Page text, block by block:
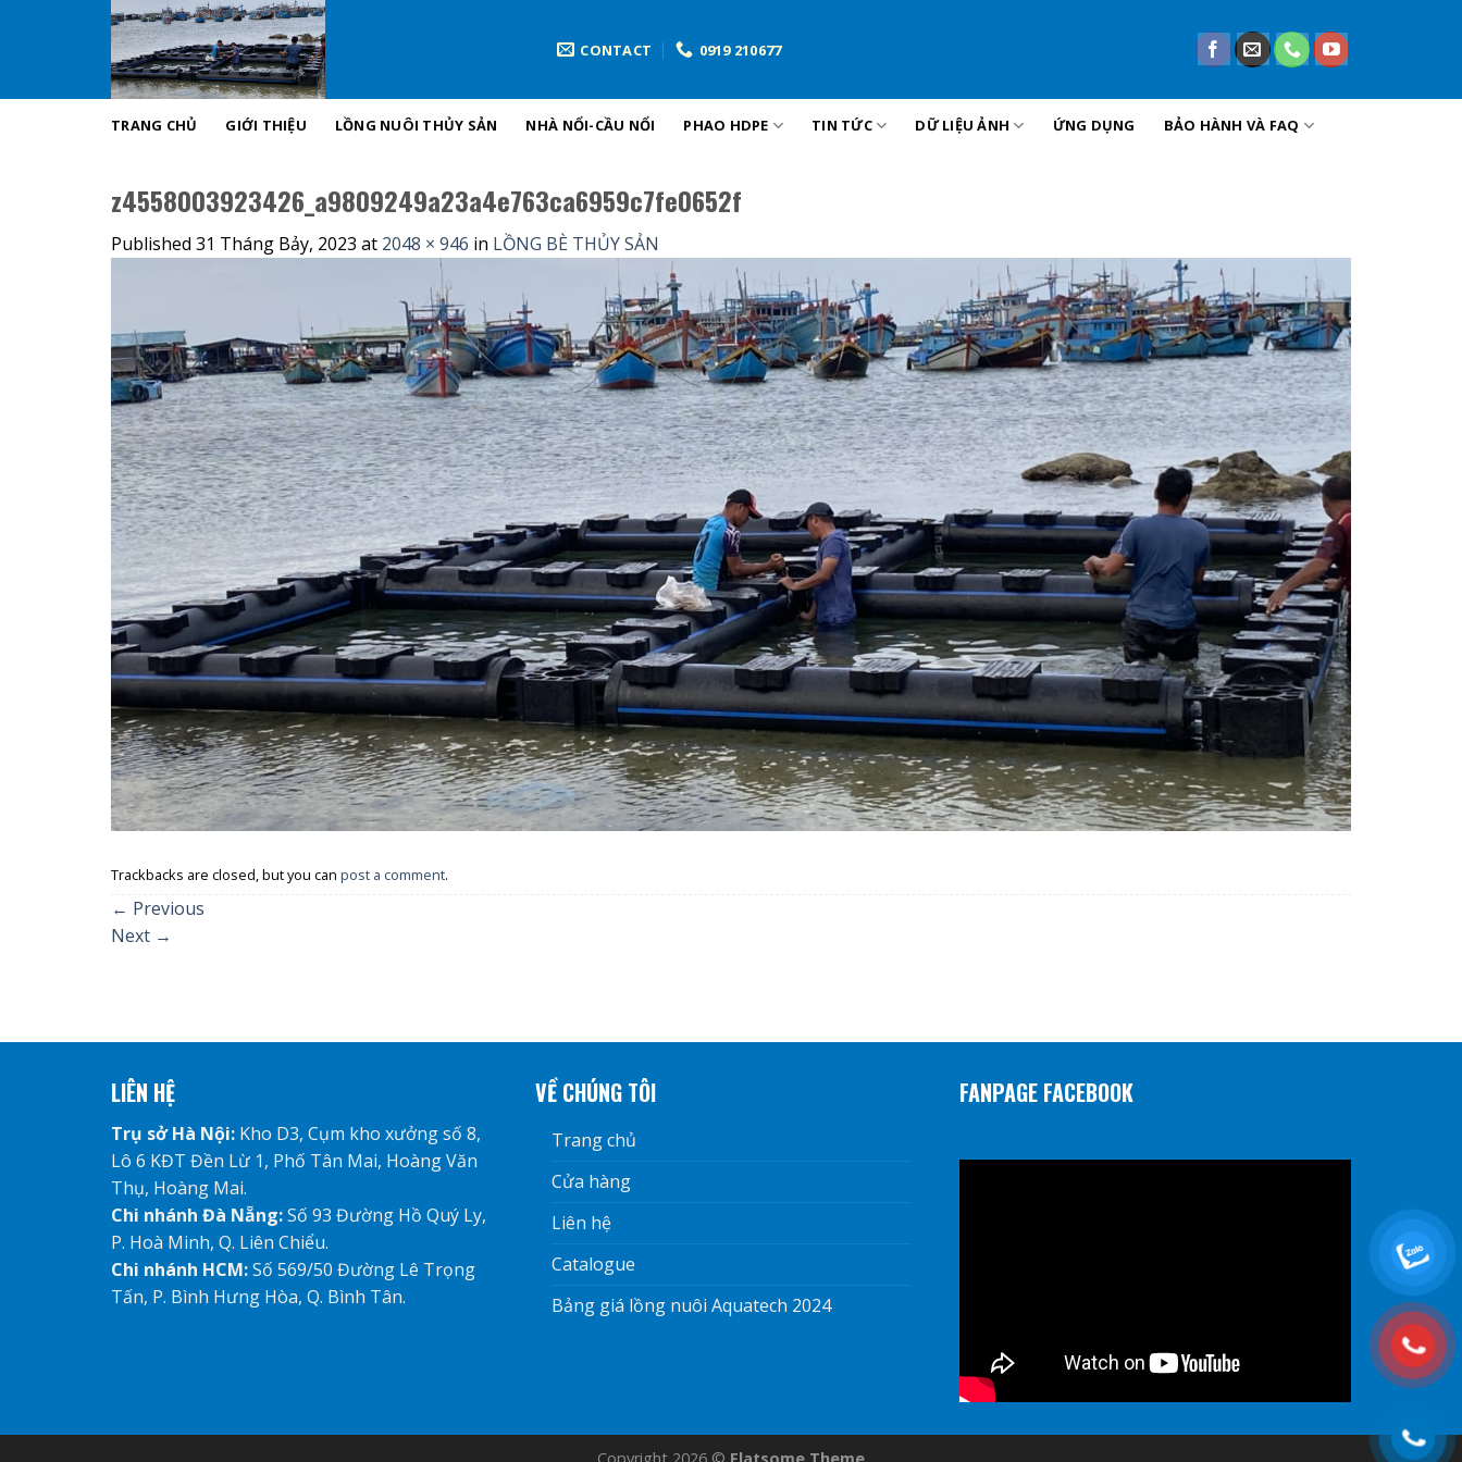
CONTACT 0919 210677
TRANG CHỦ GIỚI THIỆU LỒNG NUÔI THỦY SẢN NHÀ NỔI-CẦU NỔI PHAO HDPE TIN TỨC DỮ LIỆU ẢNH ỨNG DỤNG BẢO HÀNH VÀ FAQ
z4558003923426_a9809249a23a4e763ca6959c7fe0652f
Published 31 Tháng Bảy, 2023 at 2048 × 946 in LỒNG BÈ THỦY SẢN
Trackbacks are closed, but you can post a comment.
← Previous
Next →
LIÊN HỆ
Trụ sở Hà Nội: Kho D3, Cụm kho xưởng số 8,
Lô 6 KĐT Đền Lừ 1, Phố Tân Mai, Hoàng Văn
Thụ, Hoàng Mai.
Chi nhánh Đà Nẵng:Số 93 Đường Hồ Quý Ly,
P. Hoà Minh, Q. Liên Chiểu.
Chi nhánh HCM:Số 569/50 Đường Lê Trọng
Tấn, P. Bình Hưng Hòa, Q. Bình Tân.
VỀ CHÚNG TÔI
Trang chủ
Cửa hàng
Liên hệ
Catalogue
Bảng giá lồng nuôi Aquatech 2024
FANPAGE FACEBOOK